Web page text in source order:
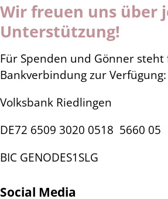
Wir freuen uns über
Unterstützung!
Für Spenden und Gönner steht
Bankverbindung zur Verfügung:
Volksbank Riedlingen
DE72 6509 3020 0518 5660 05
BIC GENODES1SLG
Social Media